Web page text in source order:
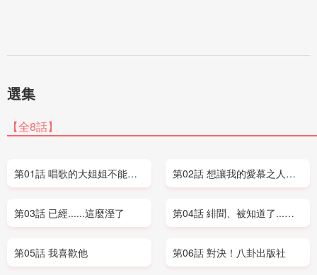
選集
【全8話】
第01話 唱歌的大姐姐不能談戀愛嗎？ 第02話 想讓我的愛慕之人看到浴衣
第03話 已經......這麼溼了 第04話 緋聞、被知道了...！？
第05話 我喜歡他 第06話 對決！八卦出版社